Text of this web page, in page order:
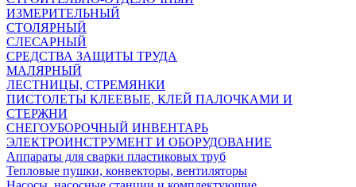
ИЗМЕРИТЕЛЬНЫЙ
СТОЛЯРНЫЙ
СЛЕСАРНЫЙ
СРЕДСТВА ЗАЩИТЫ ТРУДА
МАЛЯРНЫЙ
ЛЕСТНИЦЫ, СТРЕМЯНКИ
ПИСТОЛЕТЫ КЛЕЕВЫЕ, КЛЕЙ ПАЛОЧКАМИ И
СТЕРЖНИ
СНЕГОУБОРОЧНЫЙ ИНВЕНТАРЬ
ЭЛЕКТРОИНСТРУМЕНТ И ОБОРУДОВАНИЕ
Аппараты для сварки пластиковых труб
Тепловые пушки, конвекторы, вентиляторы